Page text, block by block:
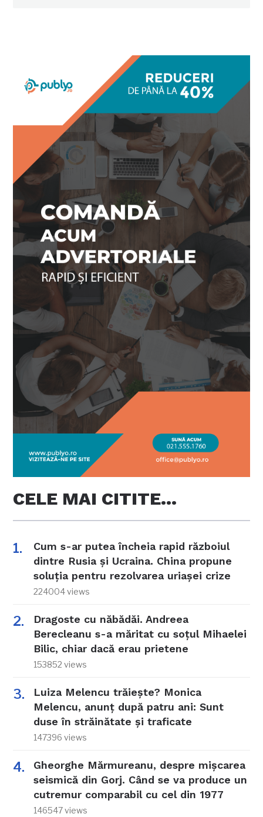
CELE MAI CITITE…
Cum s-ar putea încheia rapid războiul
dintre Rusia și Ucraina. China propune
soluția pentru rezolvarea uriașei crize
224004 views
Dragoste cu năbădăi. Andreea
Berecleanu s-a măritat cu soțul Mihaelei
Bilic, chiar dacă erau prietene
153852 views
Luiza Melencu trăiește? Monica
Melencu, anunț după patru ani: Sunt
duse în străinătate și traficate
147396 views
Gheorghe Mărmureanu, despre mișcarea
seismică din Gorj. Când se va produce un
cutremur comparabil cu cel din 1977
146547 views